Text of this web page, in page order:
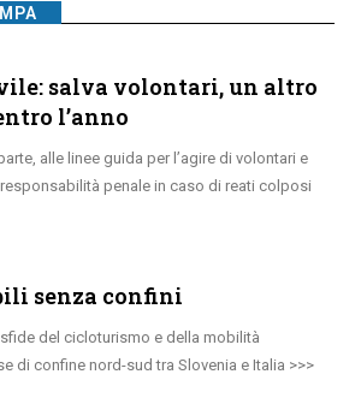
salva volontari, un altro
l’anno
alle linee guida per l’agire di volontari e
penale in caso di reati colposi
senza confini
del cicloturismo e della mobilità
di confine nord-sud tra Slovenia e Italia